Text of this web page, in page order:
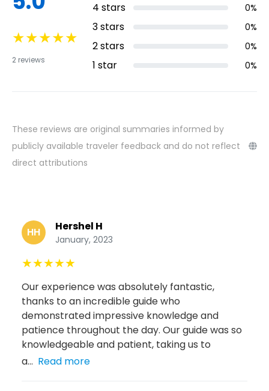
★★★★★
2 reviews
4 stars 0%
3stars 0%
2stars 0%
1 star 0%
These reviews are original summaries informed by
publicly available traveler feedback and do not reflect
direct attributions
HH Hershel H
January, 2023
★★★★★
Our experience was absolutely fantastic,
thanks to an incredible guide who
demonstrated impressive knowledge and
patience throughout the day. Our guide was so
knowledgeable and patient, taking us to
a... Read more